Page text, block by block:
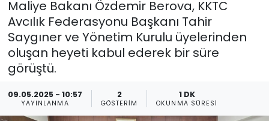
Maliye Bakanı Özdemir Berova, KKTC
Avcılık Federasyonu Başkanı Tahir
Saygıner ve Yönetim Kurulu üyelerinden
oluşan heyeti kabul ederek bir süre
görüştü.
09.05.2025 - 10:57
YAYINLANMA
2
GÖSTERIM
1 DK
OKUNMA SÜRESI
Güncel
Gündem
KKTC YEREL SEÇİM 2018